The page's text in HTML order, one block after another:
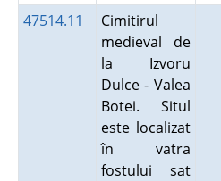
47514.11
Cimitirul
medieval de
la Izvoru
Dulce - Valea
Botei. Situl
este localizat
în vatra
fostului sat